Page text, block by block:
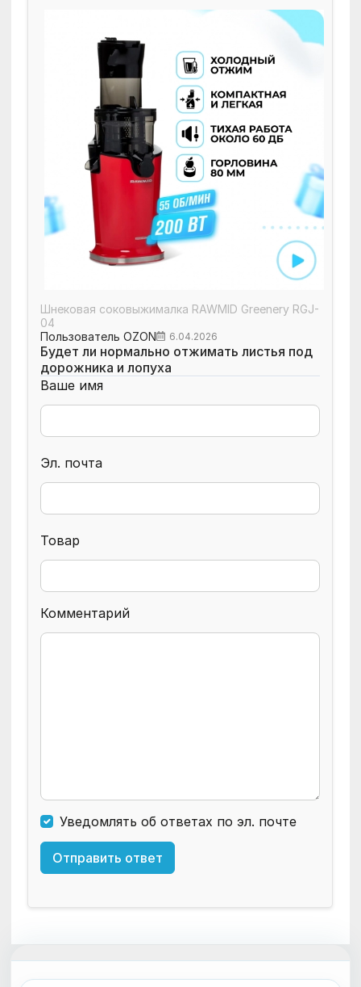
Шнековая соковыжималка RAWMID Greenery RGJ-
04
Пользователь OZON
6.04.2026
Будет ли нормально отжимать листья под
дорожника и лопуха
Ваше имя
Эл. почта
Товар
Комментарий
Уведомлять об ответах по эл. почте
Отправить ответ